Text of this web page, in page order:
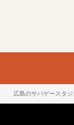
広島のサバゲースタジ